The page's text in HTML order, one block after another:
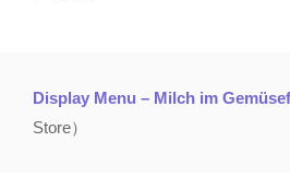
Display Menu – Milch im
Store）